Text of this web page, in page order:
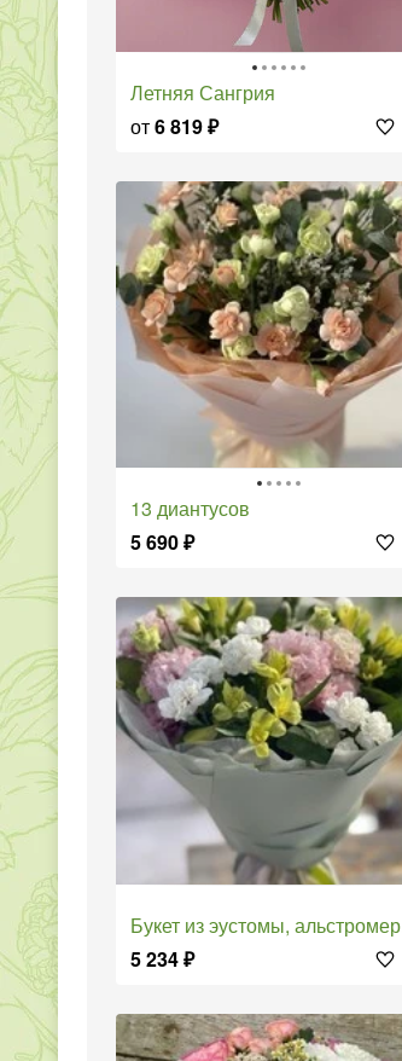
Летняя Сангрия
от6 819₽
13 диантусов
5 690₽
Букет из эустомы, альстромерии и диантусов
5 234₽